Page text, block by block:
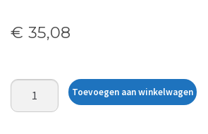
€ 35,08
EVOLVE
FG
Toevoegen aan winkelwagen